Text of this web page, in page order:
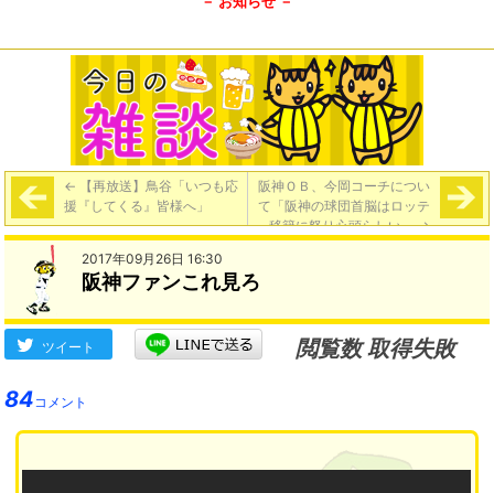
← 【再放送】鳥谷「いつも応
援『してくる』皆様へ」
阪神ＯＢ、今岡コーチについ
て「阪神の球団首脳はロッテ
移籍に怒り心頭らしい」→
2017年09月26日 16:30
阪神ファンこれ見ろ
ツイート
閲覧数 取得失敗
84コメント